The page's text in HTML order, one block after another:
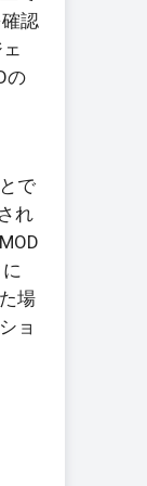
認
の
で
れ
場
ョ